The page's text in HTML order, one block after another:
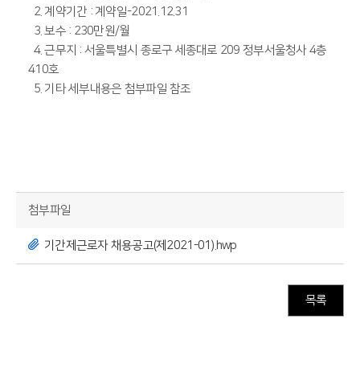
2. 계약기간 : 계약일-2021.12.31
3. 보수 : 230만원/월
4. 근무지 : 서울특별시 종로구 세종대로 209 정부서울청사 4층
410호
5. 기타 세부내용은 첨부파일 참조
첨부파일
기간제근로자 채용공고(제2021-01).hwp
목록